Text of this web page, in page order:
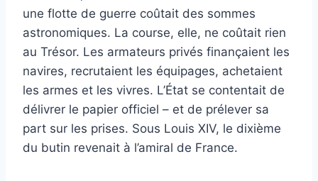
une flotte de guerre coûtait des sommes
astronomiques. La course, elle, ne coûtait rien
au Trésor. Les armateurs privés finançaient les
navires, recrutaient les équipages, achetaient
les armes et les vivres. L’État se contentait de
délivrer le papier officiel – et de prélever sa
part sur les prises. Sous Louis XIV, le dixième
du butin revenait à l’amiral de France.